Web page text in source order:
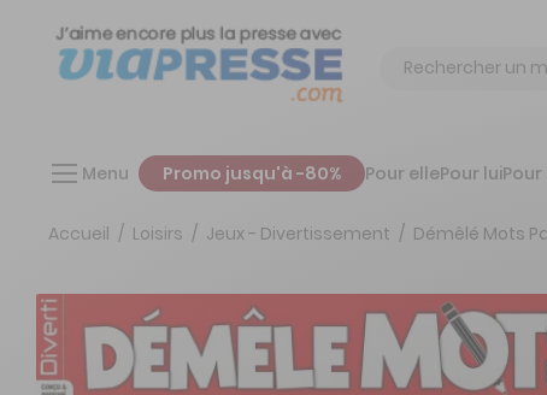
Chercher
Menu Promo jusqu'à -80% Pour ellePour lui
Accueil Loisirs Jeux - Divertissement Démêlé Mots